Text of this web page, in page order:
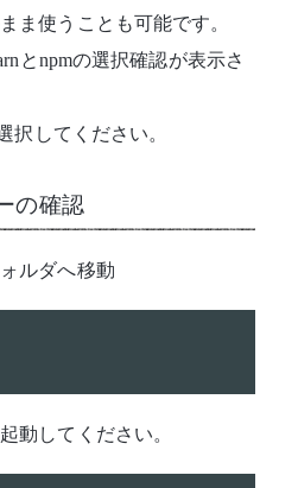
ま使うことも可能です。
とnpmの選択確認が表示さ
択してください。
の確認
ルダへ移動
動してください。